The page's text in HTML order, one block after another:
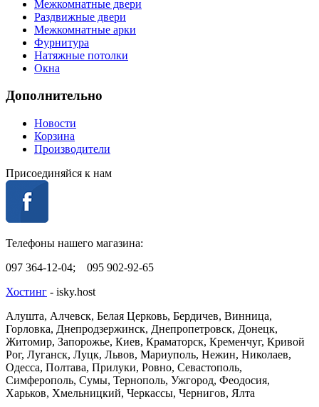
Межкомнатные двери
Раздвижные двери
Межкомнатные арки
Фурнитура
Натяжные потолки
Окна
Дополнительно
Новости
Корзина
Производители
Присоединяйся к нам
Телефоны нашего магазина:
097 364-12-04; 095 902-92-65
Хостинг - isky.host
Алушта, Алчевск, Белая Церковь, Бердичев, Винница,
Горловка, Днепродзержинск, Днепропетровск, Донецк,
Житомир, Запорожье, Киев, Краматорск, Кременчуг, Кривой
Рог, Луганск, Луцк, Львов, Мариуполь, Нежин, Николаев,
Одесса, Полтава, Прилуки, Ровно, Севастополь,
Симферополь, Сумы, Тернополь, Ужгород, Феодосия,
Харьков, Хмельницкий, Черкассы, Чернигов, Ялта